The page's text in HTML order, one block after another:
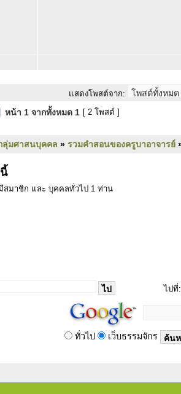
แสดงโพสต์จาก:
หน้า 1 จากทั้งหมด 1 [ 2 โพสต์ ]
ลุ่มศาสนบุคคล » รวมคำสอนของครูบาอาจารย์
สมาชิก และ บุคคลทั่วไป 1 ท่าน
ไปที่:
ทั่วไป เว็บธรรมจักร